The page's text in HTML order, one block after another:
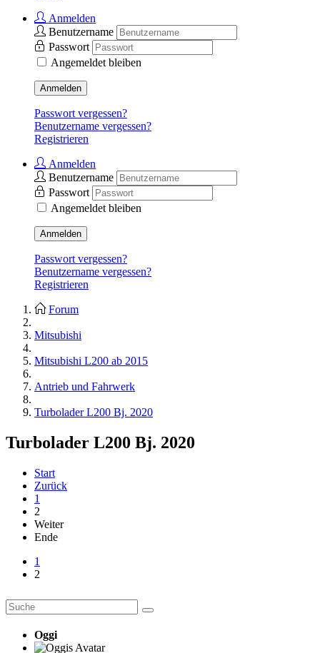
Anmelden
Benutzername
Passwort
Angemeldet bleiben
Anmelden
Passwort vergessen?
Benutzername vergessen?
Registrieren
Anmelden
Benutzername
Passwort
Angemeldet bleiben
Anmelden
Passwort vergessen?
Benutzername vergessen?
Registrieren
Forum
Mitsubishi
Mitsubishi L200 ab 2015
Antrieb und Fahrwerk
Turbolader L200 Bj. 2020
Turbolader L200 Bj. 2020
Start
Zurück
1
2
Weiter
Ende
1
2
Oggi